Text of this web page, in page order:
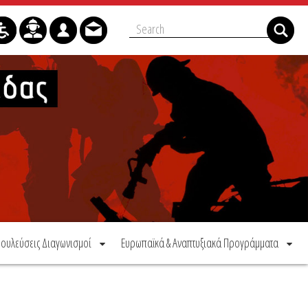
Διαγωνισμοί Ευρωπαϊκά & Αναπτυξιακά Προγράμματα